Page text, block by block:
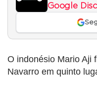
Google
O indonésio Mario Aji
Navarro em quinto